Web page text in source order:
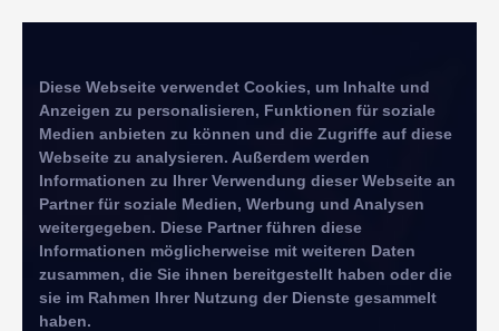
Diese Webseite verwendet Cookies, um Inhalte und
Anzeigen zu personalisieren, Funktionen für soziale
Medien anbieten zu können und die Zugriffe auf diese
Webseite zu analysieren. Außerdem werden
Informationen zu Ihrer Verwendung dieser Webseite an
Partner für soziale Medien, Werbung und Analysen
weitergegeben. Diese Partner führen diese
Informationen möglicherweise mit weiteren Daten
zusammen, die Sie ihnen bereitgestellt haben oder die
sie im Rahmen Ihrer Nutzung der Dienste gesammelt
haben.